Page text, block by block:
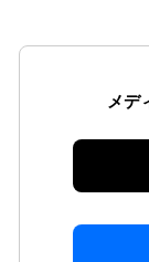
メデ